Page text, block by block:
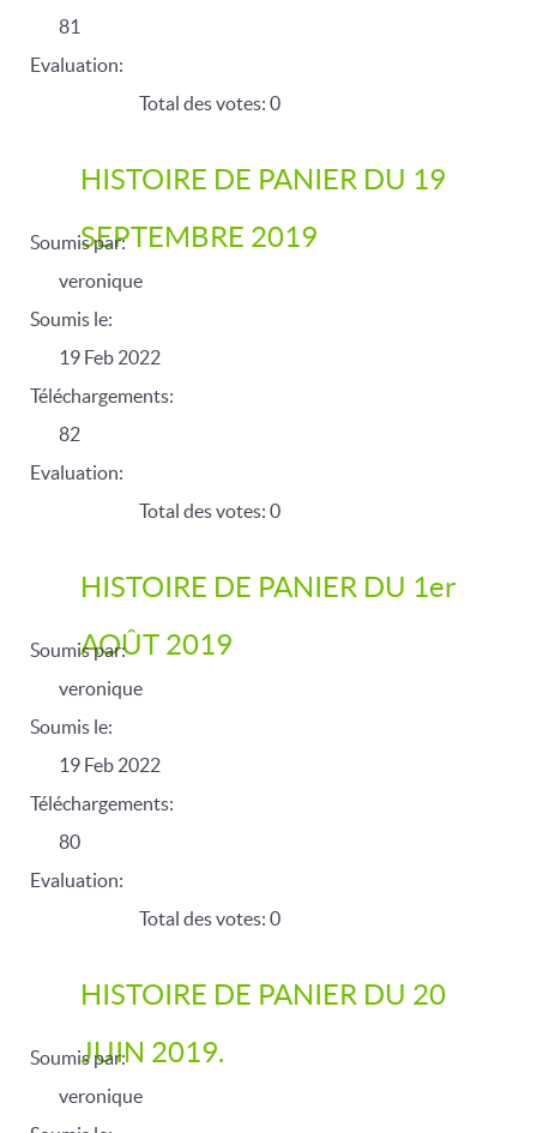
81
Evaluation:
Total des votes: 0
HISTOIRE DE PANIER DU 19
SEPTEMBRE 2019
Soumis par:
veronique
Soumis le:
19 Feb 2022
Téléchargements:
82
Evaluation:
Total des votes: 0
HISTOIRE DE PANIER DU 1er
AOÛT 2019
Soumis par:
veronique
Soumis le:
19 Feb 2022
Téléchargements:
80
Evaluation:
Total des votes: 0
HISTOIRE DE PANIER DU 20
JUIN 2019.
Soumis par:
veronique